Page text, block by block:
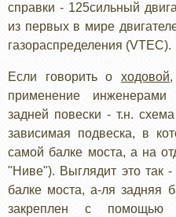
справки - 125сильный
из первых в мире
газораспределения (VTEC).
Если говорить оходовой
применение
задней повески - т.н.
зависимая подвеска, в
самой балке моста, а на
"Ниве"). Выглядит это так -
балке моста, а-ля задняя
закреплен с помощью